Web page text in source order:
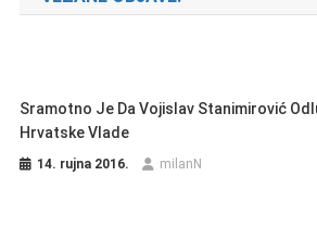
Sramotno Je Da Vojislav Stanimirović
Hrvatske Vlade
14. rujna 2016. milanN